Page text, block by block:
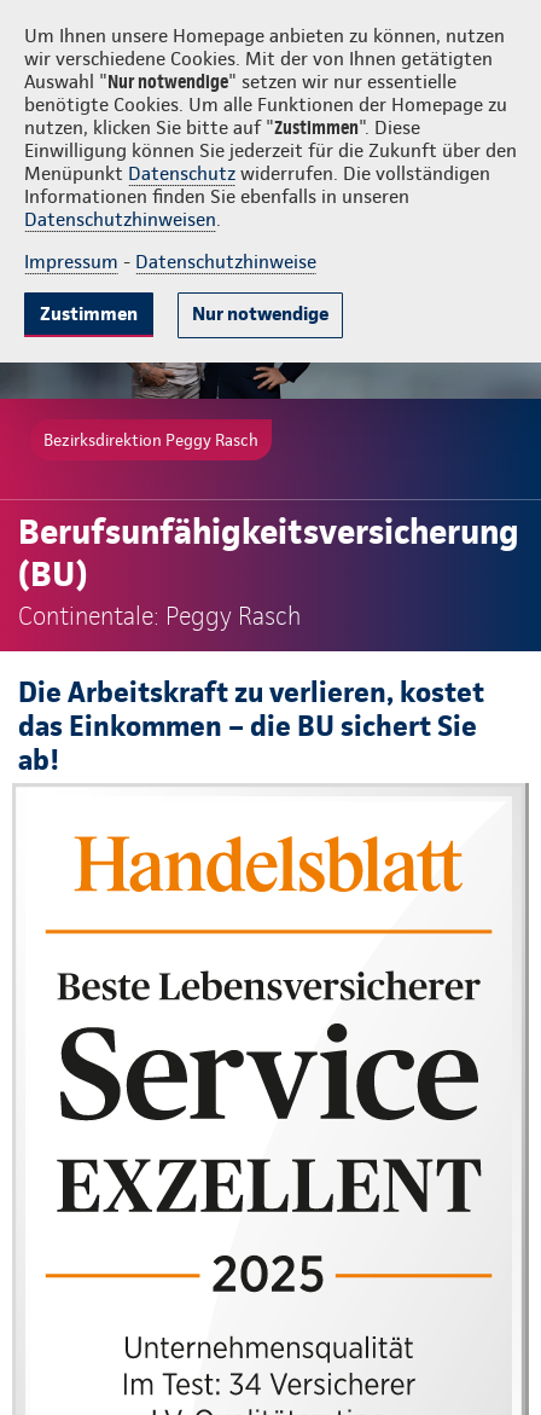
Um Ihnen unsere Homepage anbieten zu können, nutzen
wir verschiedene Cookies. Mit der von Ihnen getätigten
Auswahl "Nur notwendige" setzen wir nur essentielle
benötigte Cookies. Um alle Funktionen der Homepage zu
nutzen, klicken Sie bitte auf "Zustimmen". Diese
Einwilligung können Sie jederzeit für die Zukunft über den
Menüpunkt Datenschutz widerrufen. Die vollständigen
Informationen finden Sie ebenfalls in unseren
Datenschutzhinweisen.
Impressum - Datenschutzhinweise
Zustimmen Nur notwendige
Peggy Rasch Login
Gute Gründe Tarife & Leistungen Wissenswertes Beratung &
Bezirksdirektion Peggy Rasch
Berufsunfähigkeitsversicherung
(BU)
Continentale: Peggy Rasch
Die Arbeitskraft zu verlieren, kostet
das Einkommen – die BU sichert Sie
ab!